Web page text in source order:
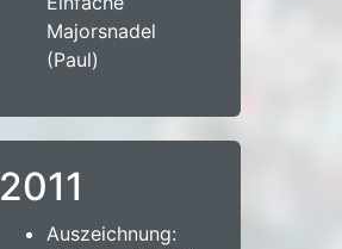
Majorsnadel
(Paul)
2011
Auszeichnung: